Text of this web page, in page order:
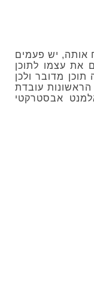
אותה, יש פעמים
את עצמו לתוכן
תוכן מדובר ולכן
עובדת
אבסטרקטי